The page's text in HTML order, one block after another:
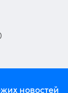
новостей